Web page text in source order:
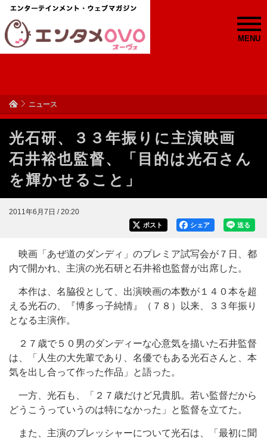
MENU
ニュース
光石研、３３年振りに主演映画
石井裕也監督、「目的は光石さん
を輝かせること」
2011年6月7日 / 20:20
送る
シェア
ポスト
映画「あぜ道のダンディ」のプレミア試写会が７日、都
内で開かれ、主演の光石研と石井裕也監督が出席した。
本作は、名脇役として、出演映画の本数が１４０本を超
える光石の、『博多っ子純情』（７８）以来、３３年振り
となる主演作。
２７歳で５０男のダンディーな心意気を描いた石井監督
は、「人生の大先輩であり、名優でもある光石さんと、本
気を出し合って作った作品」と語った。
一方、光石も、「２７歳だけど兄貴肌。若い監督だから
どうこうっていうのは特になかった」と監督を立てた。
また、主演のプレッシャーについて光石は、「最初に聞